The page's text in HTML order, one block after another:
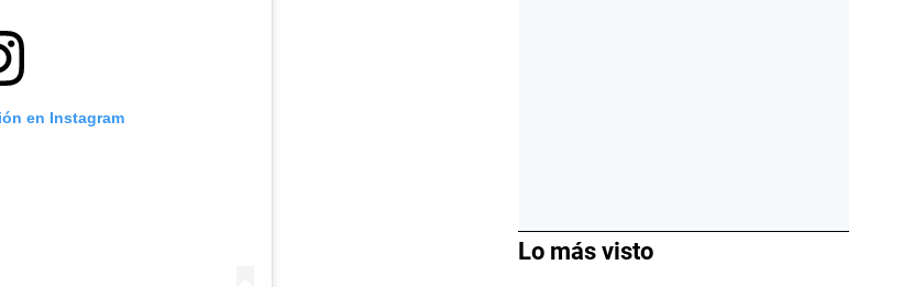
en Instagram
Lo más visto